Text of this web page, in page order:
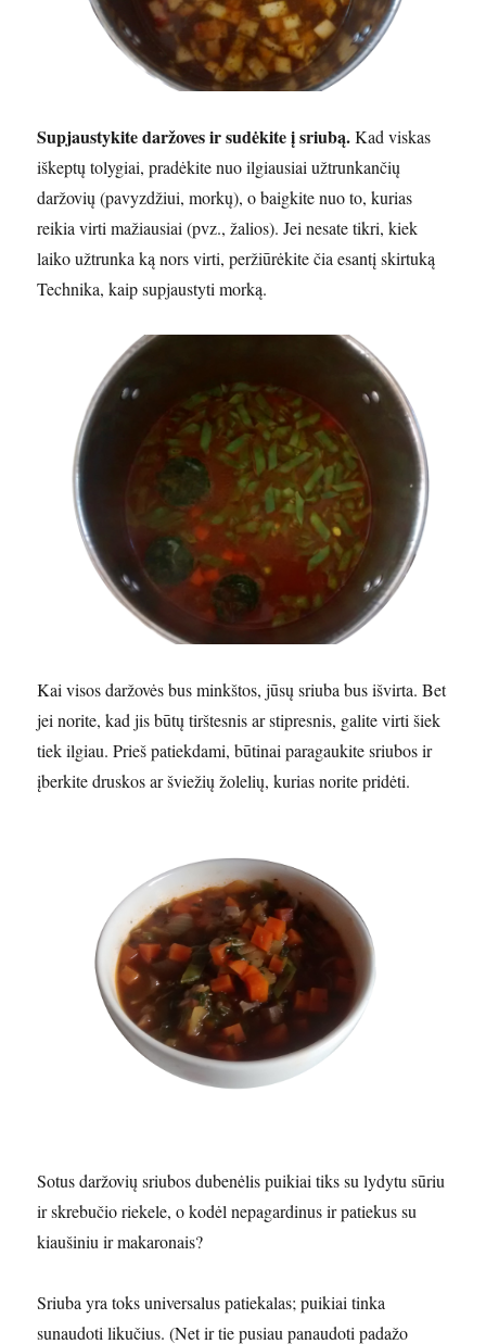
Supjaustykite daržoves ir sudėkite į sriubą.Kad viskas
iškeptų tolygiai, pradėkite nuo ilgiausiai užtrunkančių
daržovių (pavyzdžiui, morkų), o baigkite nuo to, kurias
reikia virti mažiausiai (pvz., žalios). Jei nesate tikri, kiek
laiko užtrunka ką nors virti, peržiūrėkite čia esantį skirtuką
Technika, kaip supjaustyti morką.
Kai visos daržovės bus minkštos, jūsų sriuba bus išvirta. Bet
jei norite, kad jis būtų tirštesnis ar stipresnis, galite virti šiek
tiek ilgiau. Prieš patiekdami, būtinai paragaukite sriubos ir
įberkite druskos ar šviežių žolelių, kurias norite pridėti.
Sotus daržovių sriubos dubenėlis puikiai tiks su lydytu sūriu
ir skrebučio riekele, o kodėl nepagardinus ir patiekus su
kiaušiniu ir makaronais?
Sriuba yra toks universalus patiekalas; puikiai tinka
sunaudoti likučius. (Net ir tie pusiau panaudoti padažo